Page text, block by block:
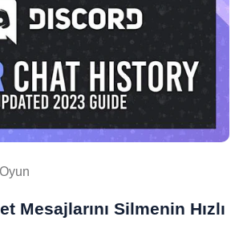
Oyun
Mesajlarını Silmenin Hızlı